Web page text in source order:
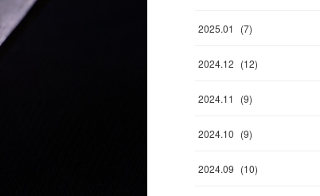
2025.01 (7)
2024.12 (12)
2024.11 (9)
2024.10 (9)
2024.09 (10)